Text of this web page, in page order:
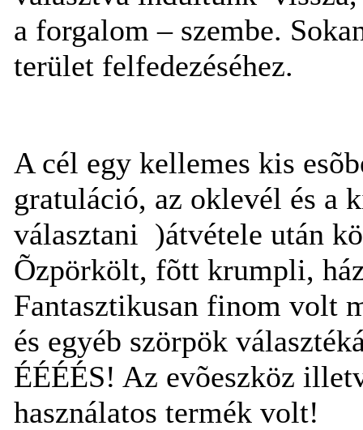
a forgalom – szembe.
terület felfedezéséhez.
A cél egy kellemes kis
gratuláció, az oklevél és a
választani )átvétele után
Õzpörkölt, fõtt krumpli,
Fantasztikusan finom volt
és egyéb szörpök
ÉÉÉÉS! Az evõeszköz
használatos termék volt!